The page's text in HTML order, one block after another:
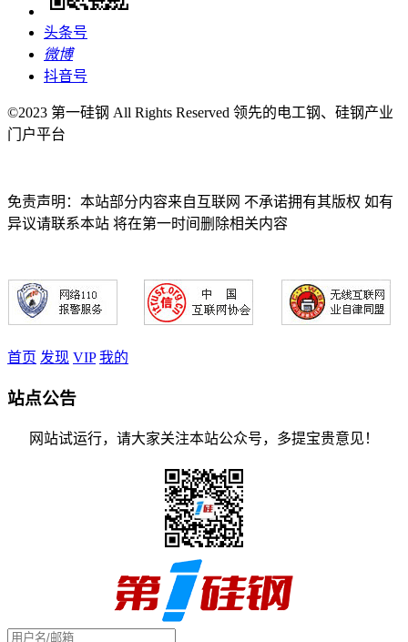
头条号
微博
抖音号
©2023 第一硅钢 All Rights Reserved 领先的电工钢、硅钢产业
门户平台
免责声明：本站部分内容来自互联网 不承诺拥有其版权 如有
异议请联系本站 将在第一时间删除相关内容
首页 发现 VIP 我的
站点公告
网站试运行，请大家关注本站公众号，多提宝贵意见！